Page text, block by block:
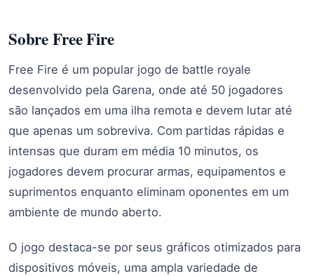
Sobre Free Fire
Free Fire é um popular jogo de battle royale
desenvolvido pela Garena, onde até 50 jogadores
são lançados em uma ilha remota e devem lutar até
que apenas um sobreviva. Com partidas rápidas e
intensas que duram em média 10 minutos, os
jogadores devem procurar armas, equipamentos e
suprimentos enquanto eliminam oponentes em um
ambiente de mundo aberto.
O jogo destaca-se por seus gráficos otimizados para
dispositivos móveis, uma ampla variedade de